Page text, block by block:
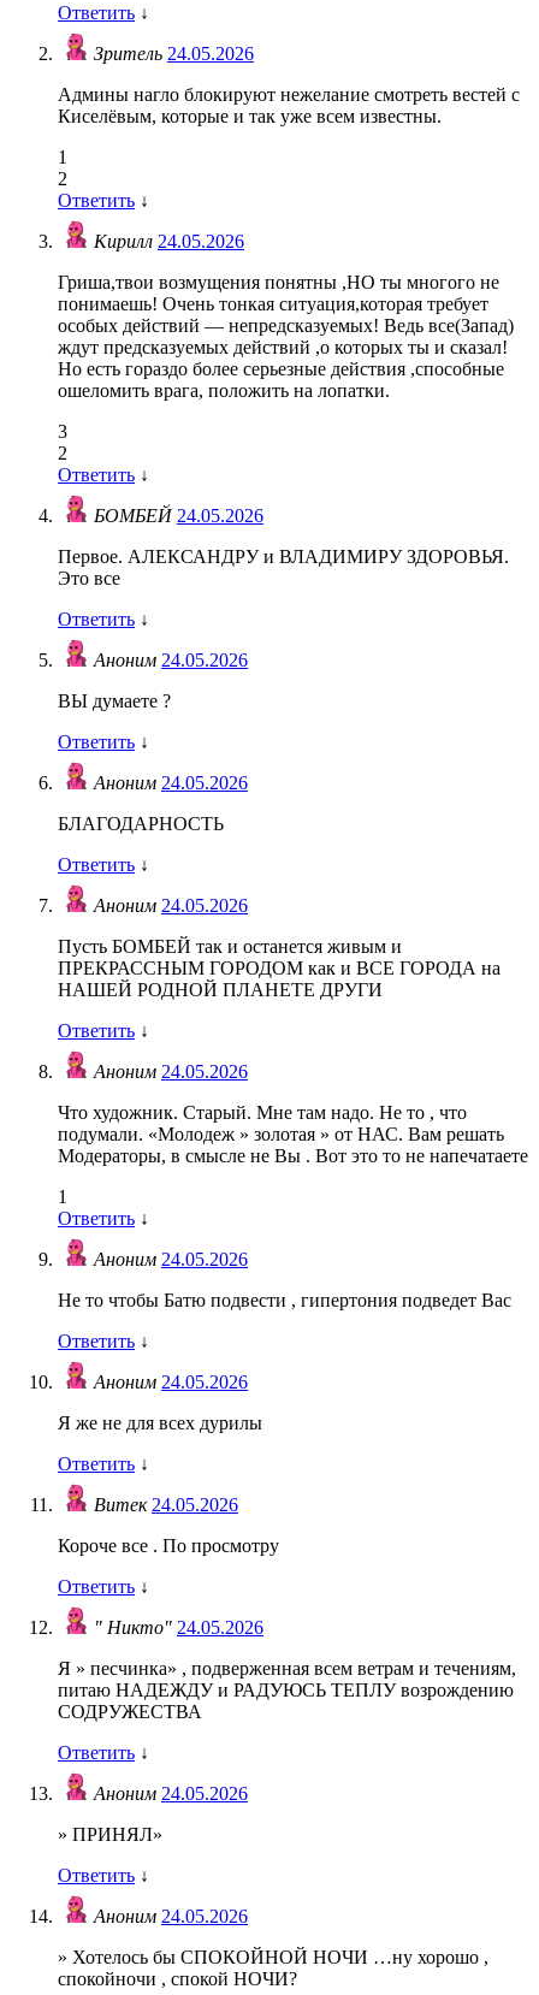
Ответить ↓
Зритель 24.05.2026
Админы нагло блокируют нежелание смотреть вестей с
Киселёвым, которые и так уже всем известны.
1
2
Ответить ↓
Кирилл 24.05.2026
Гриша,твои возмущения понятны ,НО ты многого не
понимаешь! Очень тонкая ситуация,которая требует
особых действий — непредсказуемых! Ведь все(Запад)
ждут предсказуемых действий ,о которых ты и сказал!
Но есть гораздо более серьезные действия ,способные
ошеломить врага, положить на лопатки.
3
2
Ответить ↓
БОМБЕЙ24.05.2026
Первое. АЛЕКСАНДРУ и ВЛАДИМИРУ ЗДОРОВЬЯ.
Это все
Ответить ↓
Аноним 24.05.2026
ВЫ думаете ?
Ответить ↓
Аноним 24.05.2026
БЛАГОДАРНОСТЬ
Ответить ↓
Аноним 24.05.2026
Пусть БОМБЕЙ так и останется живым и
ПРЕКРАССНЫМ ГОРОДОМ как и ВСЕ ГОРОДА на
НАШЕЙ РОДНОЙ ПЛАНЕТЕ ДРУГИ
Ответить ↓
Аноним 24.05.2026
Что художник. Старый. Мне там надо. Не то , что
подумали. «Молодеж » золотая » от НАС. Вам решать
Модераторы, в смысле не Вы . Вот это то не напечатаете
1
Ответить ↓
Аноним 24.05.2026
Не то чтобы Батю подвести , гипертония подведет Вас
Ответить ↓
Аноним 24.05.2026
Я же не для всех дурилы
Ответить ↓
Витек24.05.2026
Короче все . По просмотру
Ответить ↓
" Никто" 24.05.2026
Я » песчинка» , подверженная всем ветрам и течениям,
питаю НАДЕЖДУ и РАДУЮСЬ ТЕПЛУ возрождению
СОДРУЖЕСТВА
Ответить ↓
Аноним 24.05.2026
» ПРИНЯЛ»
Ответить ↓
Аноним 24.05.2026
» Хотелось бы СПОКОЙНОЙ НОЧИ …ну хорошо ,
спокойночи , спокой НОЧИ?